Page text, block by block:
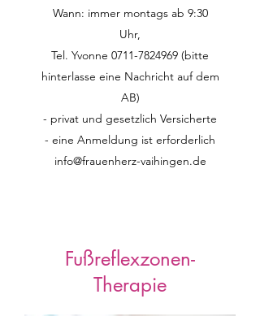
Wann: immer montags ab 9:30
Uhr,
Tel. Yvonne 0711-7824969 (bitte
hinterlasse eine Nachricht auf dem
AB)
- privat und gesetzlich Versicherte
- eine Anmeldung ist erforderlich
info@frauenherz-vaihingen.de
Fußreflexzonen-
Therapie